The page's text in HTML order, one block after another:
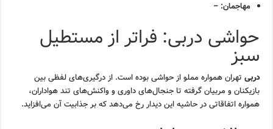
مهاجمان: –
حواشی دربی: فراتر از مستطیل
سبز
دربی تهران همواره مملو از حواشی بوده است. از درگیری‌های لفظی بین
بازیکنان و مربیان گرفته تا جنجال‌های داوری و واکنش‌های تند هواداران،
همواره اتفاقاتی در حاشیه این دیدار رخ می‌دهد که بر جذابیت آن می‌افزاید.